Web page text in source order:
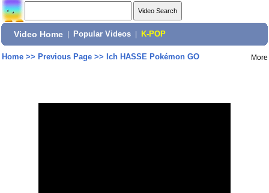
Video Home Popular Videos K-POP
Home>> Previous Page>> Ich HASSE Pokémon GO More